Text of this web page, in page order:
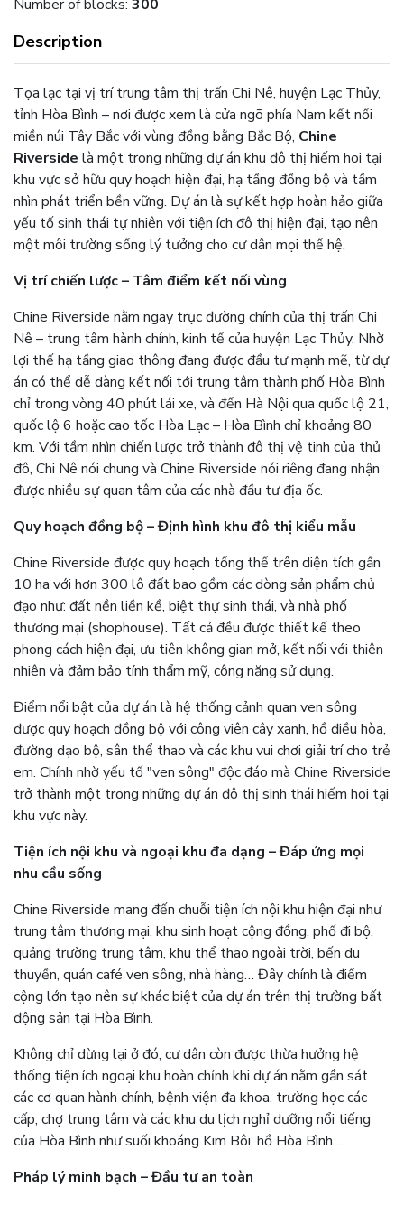
Number of blocks: 300
Description
Tọa lạc tại vị trí trung tâm thị trấn Chi Nê, huyện Lạc Thủy,
tỉnh Hòa Bình – nơi được xem là cửa ngõ phía Nam kết nối
miền núi Tây Bắc với vùng đồng bằng Bắc Bộ, Chine
Riverside là một trong những dự án khu đô thị hiếm hoi tại
khu vực sở hữu quy hoạch hiện đại, hạ tầng đồng bộ và tầm
nhìn phát triển bền vững. Dự án là sự kết hợp hoàn hảo giữa
yếu tố sinh thái tự nhiên với tiện ích đô thị hiện đại, tạo nên
một môi trường sống lý tưởng cho cư dân mọi thế hệ.
Vị trí chiến lược – Tâm điểm kết nối vùng
Chine Riverside nằm ngay trục đường chính của thị trấn Chi
Nê – trung tâm hành chính, kinh tế của huyện Lạc Thủy. Nhờ
lợi thế hạ tầng giao thông đang được đầu tư mạnh mẽ, từ dự
án có thể dễ dàng kết nối tới trung tâm thành phố Hòa Bình
chỉ trong vòng 40 phút lái xe, và đến Hà Nội qua quốc lộ 21,
quốc lộ 6 hoặc cao tốc Hòa Lạc – Hòa Bình chỉ khoảng 80
km. Với tầm nhìn chiến lược trở thành đô thị vệ tinh của thủ
đô, Chi Nê nói chung và Chine Riverside nói riêng đang nhận
được nhiều sự quan tâm của các nhà đầu tư địa ốc.
Quy hoạch đồng bộ – Định hình khu đô thị kiểu mẫu
Chine Riverside được quy hoạch tổng thể trên diện tích gần
10 ha với hơn 300 lô đất bao gồm các dòng sản phẩm chủ
đạo như: đất nền liền kề, biệt thự sinh thái, và nhà phố
thương mại (shophouse). Tất cả đều được thiết kế theo
phong cách hiện đại, ưu tiên không gian mở, kết nối với thiên
nhiên và đảm bảo tính thẩm mỹ, công năng sử dụng.
Điểm nổi bật của dự án là hệ thống cảnh quan ven sông
được quy hoạch đồng bộ với công viên cây xanh, hồ điều hòa,
đường dạo bộ, sân thể thao và các khu vui chơi giải trí cho trẻ
em. Chính nhờ yếu tố "ven sông" độc đáo mà Chine Riverside
trở thành một trong những dự án đô thị sinh thái hiếm hoi tại
khu vực này.
Tiện ích nội khu và ngoại khu đa dạng – Đáp ứng mọi
nhu cầu sống
Chine Riverside mang đến chuỗi tiện ích nội khu hiện đại như
trung tâm thương mại, khu sinh hoạt cộng đồng, phố đi bộ,
quảng trường trung tâm, khu thể thao ngoài trời, bến du
thuyền, quán café ven sông, nhà hàng… Đây chính là điểm
cộng lớn tạo nên sự khác biệt của dự án trên thị trường bất
động sản tại Hòa Bình.
Không chỉ dừng lại ở đó, cư dân còn được thừa hưởng hệ
thống tiện ích ngoại khu hoàn chỉnh khi dự án nằm gần sát
các cơ quan hành chính, bệnh viện đa khoa, trường học các
cấp, chợ trung tâm và các khu du lịch nghỉ dưỡng nổi tiếng
của Hòa Bình như suối khoáng Kim Bôi, hồ Hòa Bình…
Pháp lý minh bạch – Đầu tư an toàn